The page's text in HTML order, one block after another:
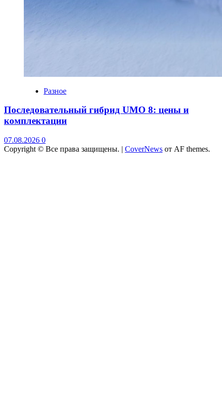
Разное
Последовательный гибрид UMO 8: цены и
комплектации
07.08.2026 0
Copyright © Все права защищены. | CoverNews от AF themes.